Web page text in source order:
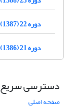
دوره 22 (1387)
دوره 21 (1386)
دسترسی سریع
صفحه اصلی